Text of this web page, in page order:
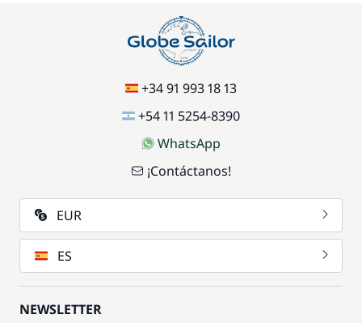
+34 91 993 18 13
+54 11 5254-8390
WhatsApp
¡Contáctanos!
EUR
ES
NEWSLETTER